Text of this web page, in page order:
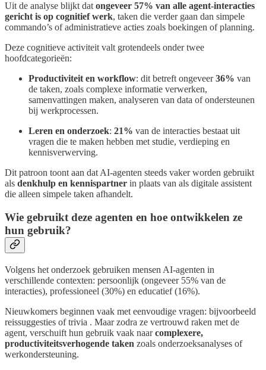
Uit de analyse blijkt dat ongeveer 57% van alle agent-interacties
gericht is op cognitief werk, taken die verder gaan dan simpele
commando’s of administratieve acties zoals boekingen of planning.
Deze cognitieve activiteit valt grotendeels onder twee
hoofdcategorieën:
Productiviteit en workflow: dit betreft ongeveer36% van
de taken, zoals complexe informatie verwerken,
samenvattingen maken, analyseren van data of ondersteunen
bij werkprocessen.
Leren en onderzoek: 21% van de interacties bestaat uit
vragen die te maken hebben met studie, verdieping en
kennisverwerving.
Dit patroon toont aan dat AI-agenten steeds vaker worden gebruikt
als denkhulp en kennispartner in plaats van als digitale assistent
die alleen simpele taken afhandelt.
Wie gebruikt deze agenten en hoe ontwikkelen ze
hun gebruik?
Volgens het onderzoek gebruiken mensen AI-agenten in
verschillende contexten: persoonlijk (ongeveer 55% van de
interacties), professioneel (30%) en educatief (16%).
Nieuwkomers beginnen vaak met eenvoudige vragen: bijvoorbeeld
reissuggesties of trivia . Maar zodra ze vertrouwd raken met de
agent, verschuift hun gebruik vaak naarcomplexere,
productiviteitsverhogende taken zoals onderzoeksanalyses of
werkondersteuning.